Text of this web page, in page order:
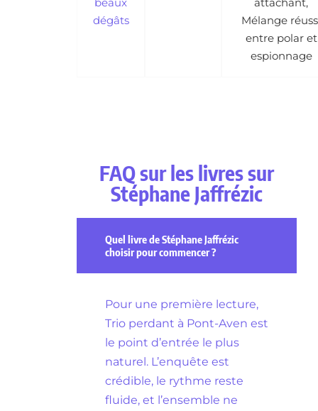
dégâts
Mélange
entre polar et
espionnage
FAQ sur les livres sur
Stéphane Jaffrézic
Quel livre de Stéphane Jaffrézic
choisir pour commencer ?
Pour une première lecture,
Trio perdant à Pont-Aven est
le point d’entrée le plus
naturel. L’enquête est
crédible, le rythme reste
fluide, et l’ensemble ne